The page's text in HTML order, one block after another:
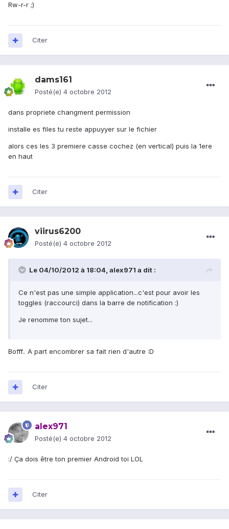
Rw-r-r ;)
Citer
dams161
Posté(e) 4 octobre 2012
dans propriete changment permission
installe es files tu reste appuyyer sur le fichier
alors ces les 3 premiere casse cochez (en vertical) puis la 1ere
en haut
Citer
viirus6200
Posté(e) 4 octobre 2012
Le 04/10/2012 à 18:04, alex971 a dit :
Ce n'est pas une simple application...c'est pour avoir les
toggles (raccourci) dans la barre de notification :)
Je renomme ton sujet...
Bofff.. A part encombrer sa fait rien d'autre :D
Citer
alex971
Posté(e) 4 octobre 2012
:/ Ça dois être ton premier Android toi LOL
Citer